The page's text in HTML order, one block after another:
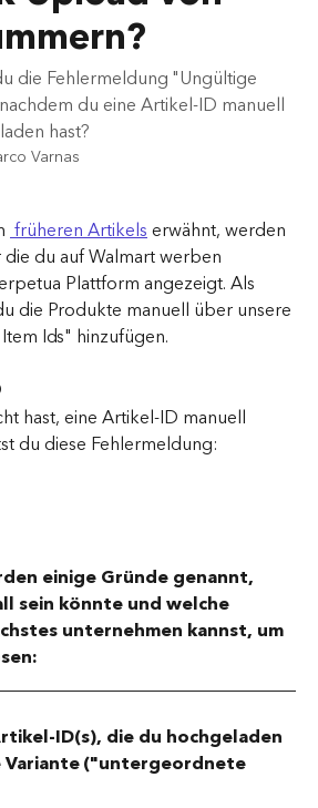
die Fehlermeldung "Ungültige
du eine Artikel-ID manuell
hast?
Varnas
früheren Artikels erwähnt, werden
du auf Walmart werben
Plattform angezeigt. Als
die Produkte manuell über unsere
Ids" hinzufügen.
hast, eine Artikel-ID manuell
du diese Fehlermeldung:
einige Gründe genannt,
sein könnte und welche
unternehmen kannst, um
ID(s), die du hochgeladen
Variante ("untergeordnete